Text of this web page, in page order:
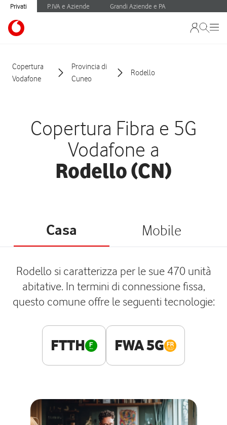
Privati P.IVA e Aziende Grandi Aziende e PA
Copertura
Vodafone
Provincia di
Cuneo
Rodello
Copertura Fibra e 5G
Vodafone a
Rodello (CN)
Casa Mobile
Rodello si caratterizza per le sue 470 unità
abitative. In termini di connessione fissa,
questo comune offre le seguenti tecnologie:
FTTH FWA 5G